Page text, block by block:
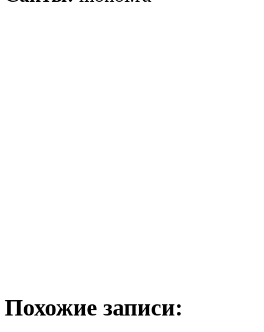
Похожие записи: